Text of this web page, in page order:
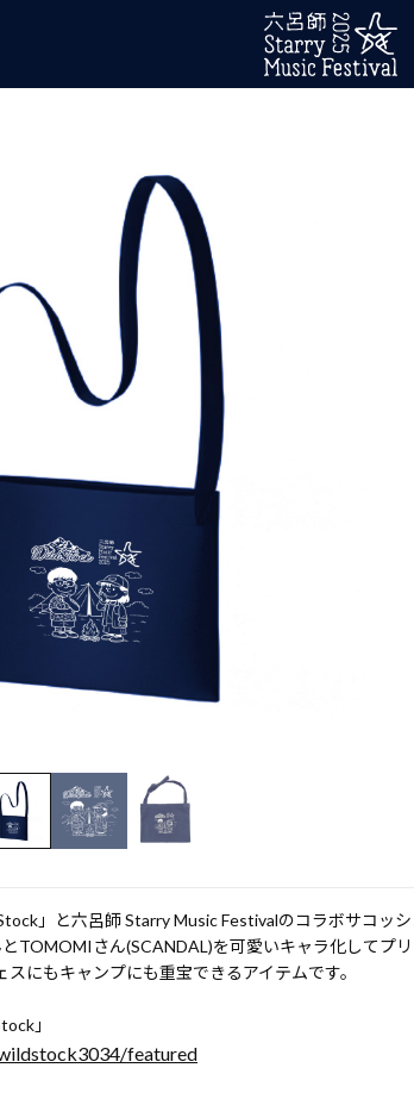
」と六呂師 Starry Music Festivalのコラボサコッシ
TOMOMIさん(SCANDAL)を可愛いキャラ化してプリ
にもキャンプにも重宝できるアイテムです。
」
featured